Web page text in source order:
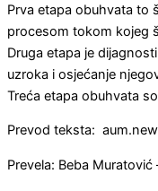
Prva etapa obuhvata to
procesom tokom kojeg
Druga etapa je
uzroka i osjećanje
Treća etapa obuhvata
Prevod teksta:
Prevela: Beba